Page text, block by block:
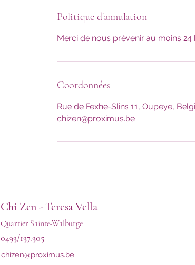
Politique d'annulation
Merci de nous prévenir au moins
Coordonnées
Rue de Fexhe-Slins 11, Oupeye,
chizen@proximus.be
Chi Zen - Teresa Vella
​Quartier Sainte-Walburge
0493/137.305
chizen@proximus.be